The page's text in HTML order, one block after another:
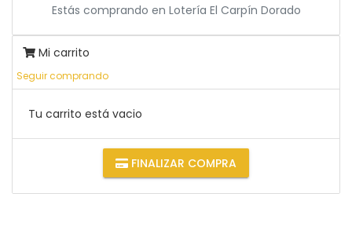
Estás comprando en Lotería El Carpín Dorado
Mi carrito
Seguir comprando
Tu carrito está vacio
FINALIZAR COMPRA